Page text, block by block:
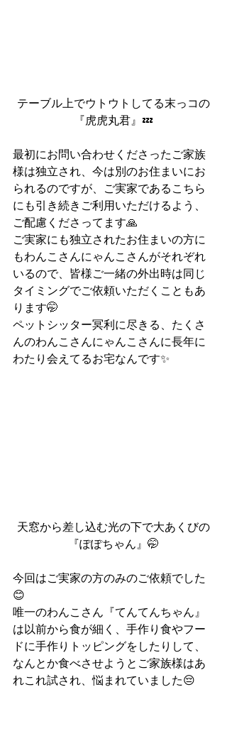
テーブル上でウトウトしてる末っコの
『虎虎丸君』💤
最初にお問い合わせくださったご家族
様は独立され、今は別のお住まいにお
られるのですが、ご実家であるこちら
にも引き続きご利用いただけるよう、
ご配慮くださってます🙏
ご実家にも独立されたお住まいの方に
もわんこさんにゃんこさんがそれぞれ
いるので、皆様ご一緒の外出時は同じ
タイミングでご依頼いただくこともあ
ります🤭
ペットシッター冥利に尽きる、たくさ
んのわんこさんにゃんこさんに長年に
わたり会えてるお宅なんです✨
天窓から差し込む光の下で大あくびの
『ぽぽちゃん』🤭
今回はご実家の方のみのご依頼でした
😊
唯一のわんこさん『てんてんちゃん』
は以前から食が細く、手作り食やフー
ドに手作りトッピングをしたりして、
なんとか食べさせようとご家族様はあ
れこれ試され、悩まれていました😔